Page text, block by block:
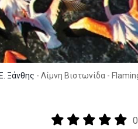
Ξάνθης - Λίμνη Βιστωνίδα -
Output format
(star)(star)(star)(star) 0